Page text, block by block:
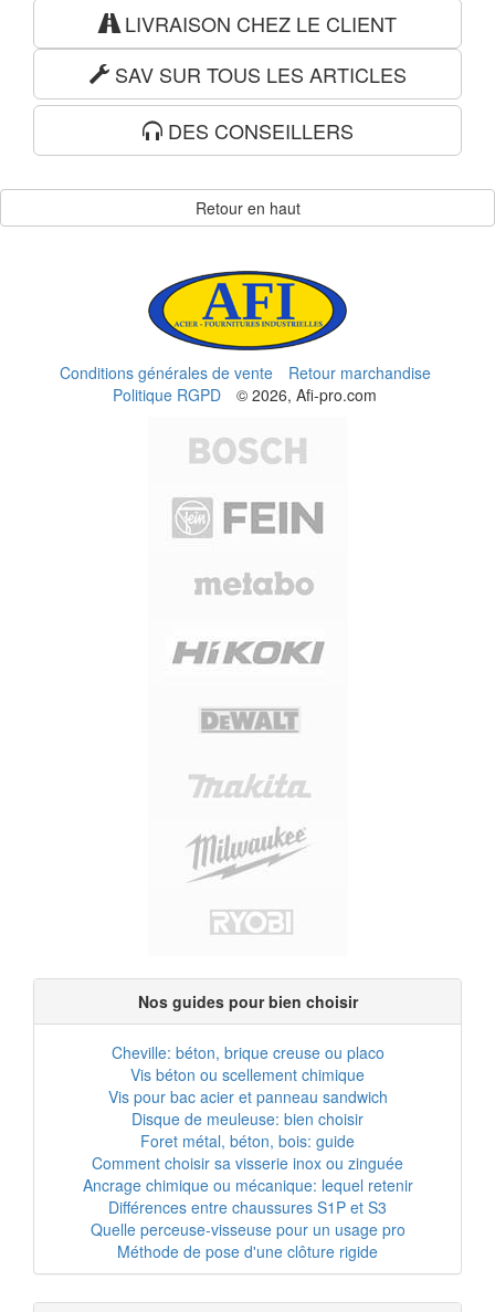
LIVRAISON CHEZ LE CLIENT
SAV SUR TOUS LES ARTICLES
DES CONSEILLERS
Retour en haut
Conditions générales de vente
Retour marchandise
Politique RGPD
© 2026, Afi-pro.com
Nos guides pour bien choisir
Cheville: béton, brique creuse ou placo
Vis béton ou scellement chimique
Vis pour bac acier et panneau sandwich
Disque de meuleuse: bien choisir
Foret métal, béton, bois: guide
Comment choisir sa visserie inox ou zinguée
Ancrage chimique ou mécanique: lequel retenir
Différences entre chaussures S1P et S3
Quelle perceuse-visseuse pour un usage pro
Méthode de pose d'une clôture rigide